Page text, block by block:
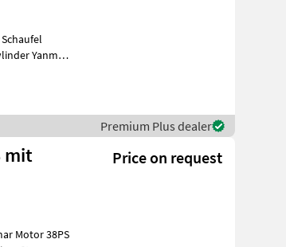
Yanmar
Premium Plus dealer
mit
Price on request